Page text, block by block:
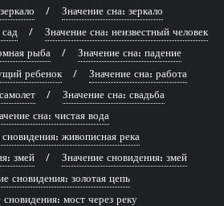
Значение сна: зеркало
Значение сна: неизвестный человек
рыба
Значение сна: падение
ребенок
Значение сна: работа
Значение сна: свадьба
сна: чистая вода
живописная река
змей
Значение сновидения: змей
сновидения: золотая цепь
сновидения: мост через реку